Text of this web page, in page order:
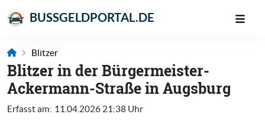
BUSSGELDPORTAL.DE
Blitzer
Blitzer in der Bürgermeister-
Ackermann-Straße in Augsburg
Erfasst am: 11.04.2026 21:38 Uhr